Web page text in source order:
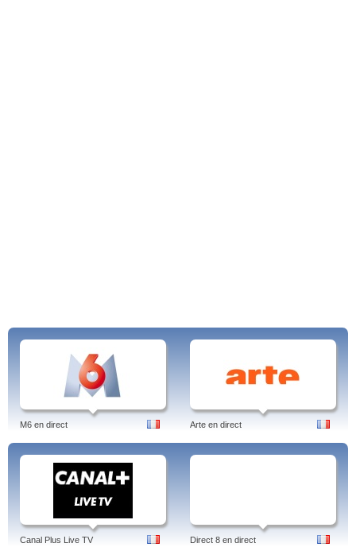
M6 en direct Arte en direct
Canal Plus Live TV Direct 8 en direct